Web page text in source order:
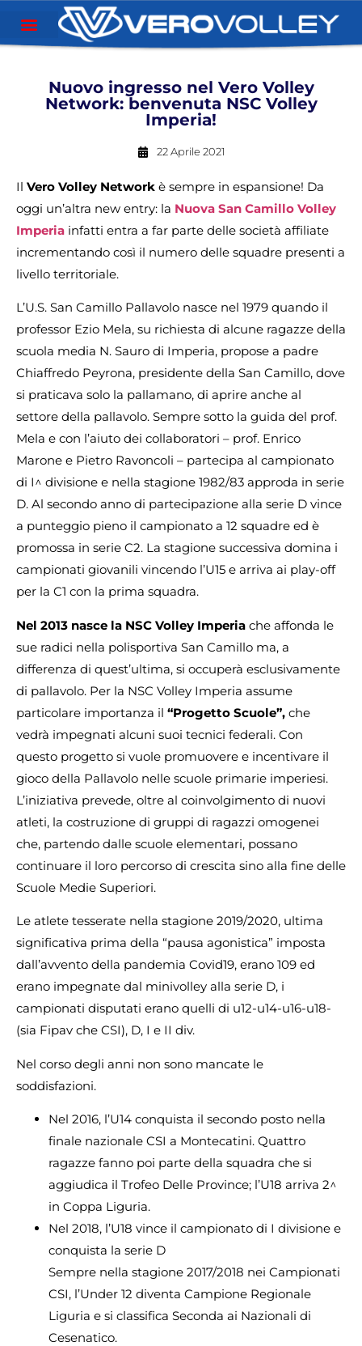
Nuovo ingresso nel Vero Volley
Network: benvenuta NSC Volley
Imperia!
22 Aprile 2021
Il Vero Volley Network è sempre in espansione! Da
oggi un’altra new entry: la Nuova San Camillo Volley
Imperia infatti entra a far parte delle società affiliate
incrementando così il numero delle squadre presenti a
livello territoriale.
L’U.S. San Camillo Pallavolo nasce nel 1979 quando il
professor Ezio Mela, su richiesta di alcune ragazze della
scuola media N. Sauro di Imperia, propose a padre
Chiaffredo Peyrona, presidente della San Camillo, dove
si praticava solo la pallamano, di aprire anche al
settore della pallavolo. Sempre sotto la guida del prof.
Mela e con l’aiuto dei collaboratori – prof. Enrico
Marone e Pietro Ravoncoli – partecipa al campionato
di I^ divisione e nella stagione 1982/83 approda in serie
D. Al secondo anno di partecipazione alla serie D vince
a punteggio pieno il campionato a 12 squadre ed è
promossa in serie C2. La stagione successiva domina i
campionati giovanili vincendo l’U15 e arriva ai play-off
per la C1 con la prima squadra.
Nel 2013 nasce la NSC Volley Imperia che affonda le
sue radici nella polisportiva San Camillo ma, a
differenza di quest’ultima, si occuperà esclusivamente
di pallavolo. Per la NSC Volley Imperia assume
particolare importanza il “Progetto Scuole”, che
vedrà impegnati alcuni suoi tecnici federali. Con
questo progetto si vuole promuovere e incentivare il
gioco della Pallavolo nelle scuole primarie imperiesi.
L’iniziativa prevede, oltre al coinvolgimento di nuovi
atleti, la costruzione di gruppi di ragazzi omogenei
che, partendo dalle scuole elementari, possano
continuare il loro percorso di crescita sino alla fine delle
Scuole Medie Superiori.
Le atlete tesserate nella stagione 2019/2020, ultima
significativa prima della “pausa agonistica” imposta
dall’avvento della pandemia Covid19, erano 109 ed
erano impegnate dal minivolley alla serie D, i
campionati disputati erano quelli di u12-u14-u16-u18-
(sia Fipav che CSI), D, I e II div.
Nel corso degli anni non sono mancate le
soddisfazioni.
Nel 2016, l’U14 conquista il secondo posto nella
finale nazionale CSI a Montecatini. Quattro
ragazze fanno poi parte della squadra che si
aggiudica il Trofeo Delle Province; l’U18 arriva 2^
in Coppa Liguria.
Nel 2018, l’U18 vince il campionato di I divisione e
conquista la serie D
Sempre nella stagione 2017/2018 nei Campionati
CSI, l’Under 12 diventa Campione Regionale
Liguria e si classifica Seconda ai Nazionali di
Cesenatico.